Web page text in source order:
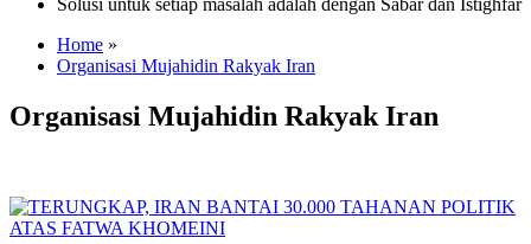
Solusi untuk setiap masalah adalah dengan Sabar dan Istighfar
Home »
Organisasi Mujahidin Rakyak Iran
Organisasi Mujahidin Rakyak Iran